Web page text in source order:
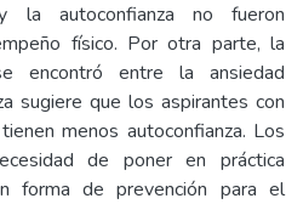
la autoconfianza no fueron
físico. Por otra parte, la
encontró entre la ansiedad
sugiere que los aspirantes con
menos autoconfianza. Los
de poner en práctica
forma de prevención para el